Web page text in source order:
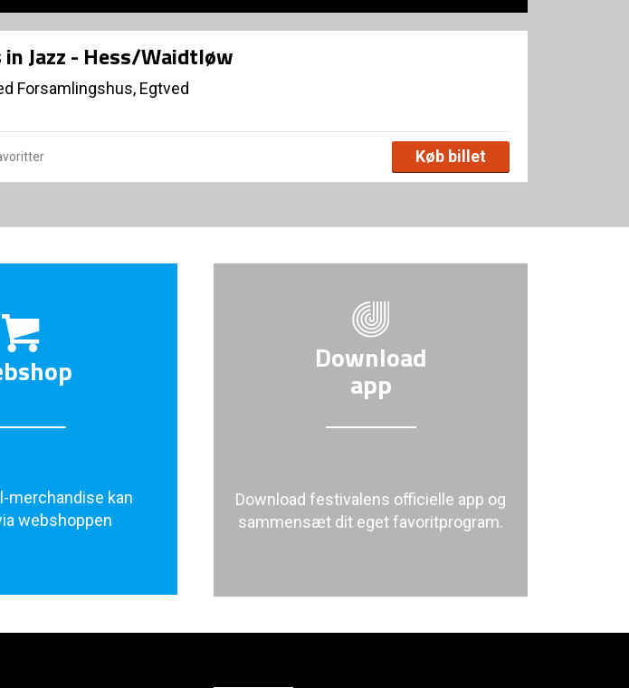
Jazz - Hess/Waidtløw
Forsamlingshus, Egtved
Køb billet
merchandise kan
webshoppen
Download
app
Download festivalens officielle app og
sammensæt dit eget favoritprogram.